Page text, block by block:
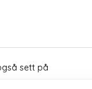
sett på